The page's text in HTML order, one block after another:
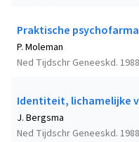
Praktische
Ned Tijdschr Geneeskd.
P. Moleman
Identiteit, lichamelijke
Ned Tijdschr Geneeskd.
J. Bergsma